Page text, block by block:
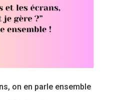
on en parle ensemble